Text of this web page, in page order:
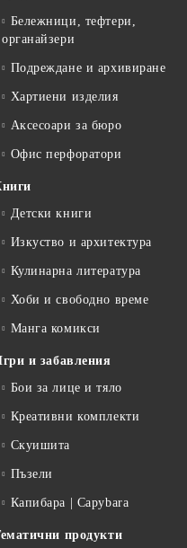
Бележници, тефтери,
органайзери
Подреждане и архивиране
Хартиени изделия
Аксесоари за бюро
Офис перфоратори
Детски книги
Изкуство и архитектура
Кулинарна литература
Хоби и свободно време
Манга комикси
и забавления
Бои за лице и тяло
Креативни комплекти
Скуишита
Пъзели
Капибара | Capybara
продукти